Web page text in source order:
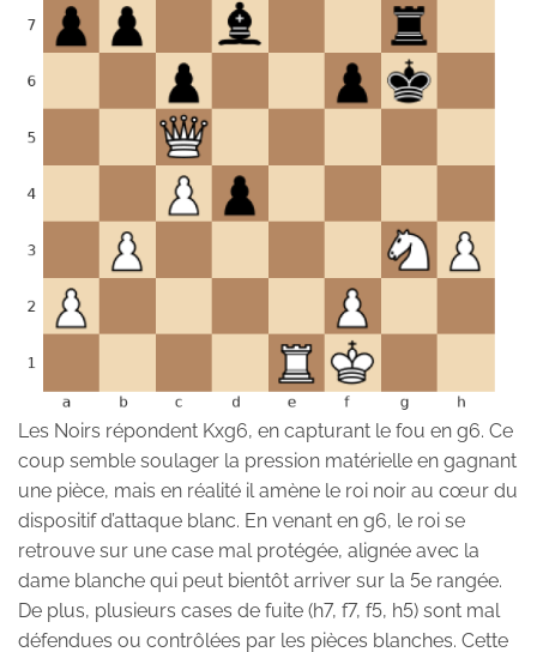
Les Noirs répondent Kxg6, en capturant le fou en g6. Ce
coup semble soulager la pression matérielle en gagnant
une pièce, mais en réalité il amène le roi noir au cœur du
dispositif d’attaque blanc. En venant en g6, le roi se
retrouve sur une case mal protégée, alignée avec la
dame blanche qui peut bientôt arriver sur la 5e rangée.
De plus, plusieurs cases de fuite (h7, f7, f5, h5) sont mal
défendues ou contrôlées par les pièces blanches. Cette